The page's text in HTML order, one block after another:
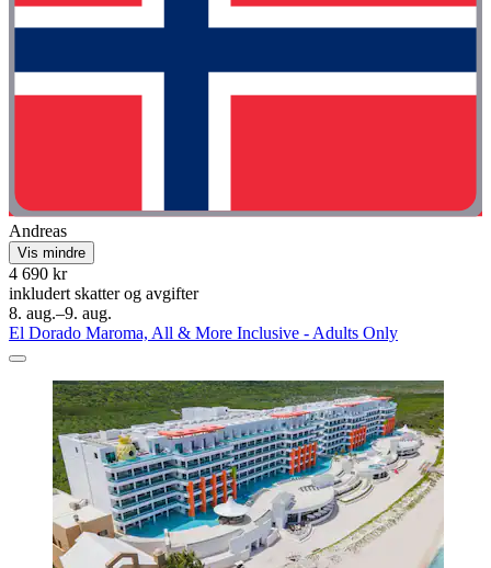
Andreas
Vis mindre
4 690 kr
inkludert skatter og avgifter
8. aug.–9. aug.
El Dorado Maroma, All & More Inclusive - Adults Only